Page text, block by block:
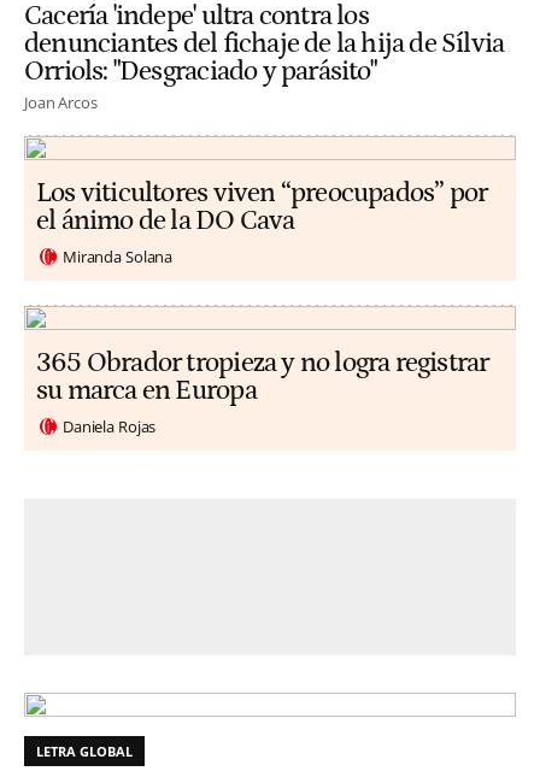
Cacería 'indepe' ultra contra los
denunciantes del fichaje de la hija de Sílvia
Orriols: "Desgraciado y parásito"
Joan Arcos
Los viticultores viven “preocupados” por
el ánimo de la DO Cava
Miranda Solana
365 Obrador tropieza y no logra registrar
su marca en Europa
Daniela Rojas
LETRA GLOBAL